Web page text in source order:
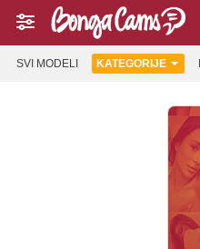
SVI MODELI KATEGORIJE